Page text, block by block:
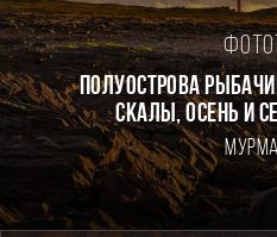
Полуострова
скалы, осень и